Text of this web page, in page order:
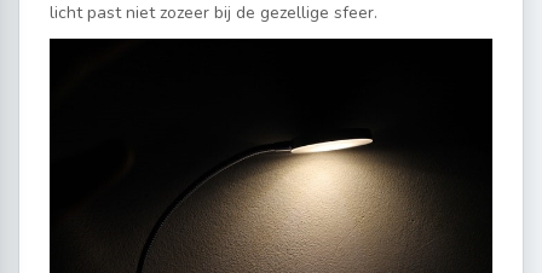
licht past niet zozeer bij de gezellige sfeer.